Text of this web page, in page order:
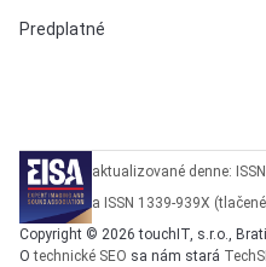
Predplatné
aktualizované denne:
a ISSN 1339-939X
Copyright © 2026 touchIT, s.r.o.,
Otechnické SEO sa nám stará